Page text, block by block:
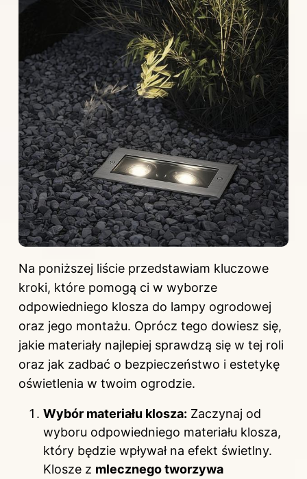
Na poniższej liście przedstawiam kluczowe
kroki, które pomogą ci w wyborze
odpowiedniego klosza do lampy ogrodowej
oraz jego montażu. Oprócz tego dowiesz się,
jakie materiały najlepiej sprawdzą się w tej roli
oraz jak zadbać o bezpieczeństwo i estetykę
oświetlenia w twoim ogrodzie.
Wybór materiału klosza: Zaczynaj od
wyboru odpowiedniego materiału klosza,
który będzie wpływał na efekt świetlny.
Klosze z mlecznego tworzywa